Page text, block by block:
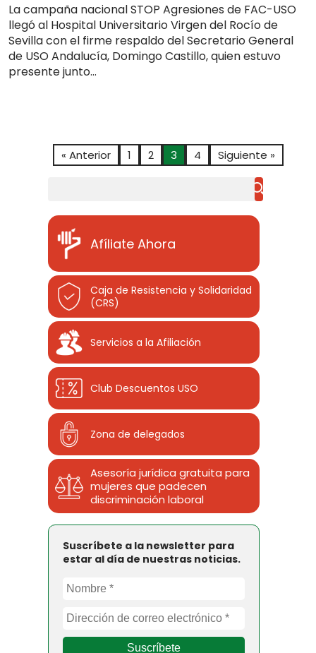
La campaña nacional STOP Agresiones de FAC-USO
llegó al Hospital Universitario Virgen del Rocío de
Sevilla con el firme respaldo del Secretario General
de USO Andalucía, Domingo Castillo, quien estuvo
presente junto...
« Anterior 1 2 3 4 Siguiente »
Afíliate Ahora
Caja de Resistencia y Solidaridad
(CRS)
Servicios a la Afiliación
Club Descuentos USO
Zona de delegados
Asesoría jurídica gratuita para
mujeres que padecen
discriminación laboral
Suscríbete a la newsletter para
estar al día de nuestras noticias.